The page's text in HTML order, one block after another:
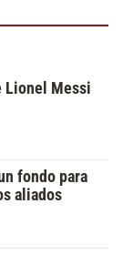
Lionel Messi
fondo para
aliados